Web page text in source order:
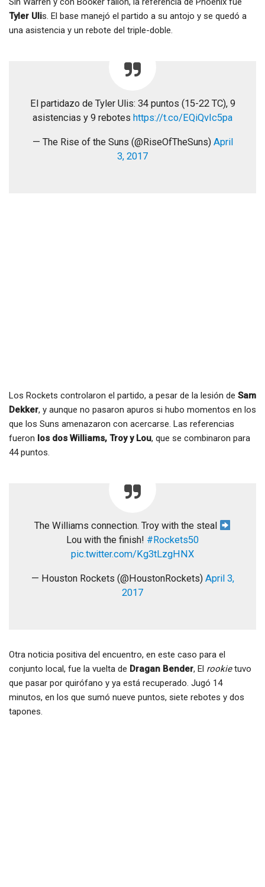
Tyler Ulis. El base manejó el partido a su antojo y se quedó a
una asistencia y un rebote del triple-doble.
El partidazo de Tyler Ulis: 34 puntos (15-22 TC), 9
asistencias y 9 rebotes https://t.co/EQiQvIc5pa
— The Rise of the Suns (@RiseOfTheSuns) April
3, 2017
Los Rockets controlaron el partido, a pesar de la lesión de Sam
Dekker, y aunque no pasaron apuros si hubo momentos en los
que los Suns amenazaron con acercarse. Las referencias
fueron los dos Williams, Troy y Lou, que se combinaron para
44 puntos.
The Williams connection. Troy with the steal
Lou with the finish! #Rockets50
pic.twitter.com/Kg3tLzgHNX
— Houston Rockets (@HoustonRockets) April 3,
2017
Otra noticia positiva del encuentro, en este caso para el
conjunto local, fue la vuelta de Dragan Bender, El rookietuvo
que pasar por quirófano y ya está recuperado. Jugó 14
minutos, en los que sumó nueve puntos, siete rebotes y dos
tapones.